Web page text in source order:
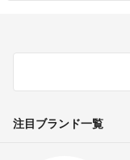
注目ブランド一覧